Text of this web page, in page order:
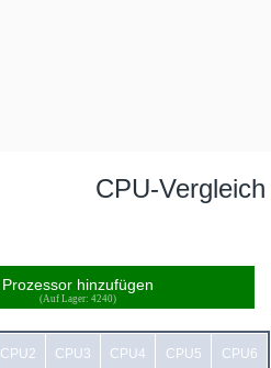
CPU-Vergleich
Prozessor hinzufügen
(Auf Lager: 4240)
CPU2 CPU3 CPU4 CPU5 CPU6